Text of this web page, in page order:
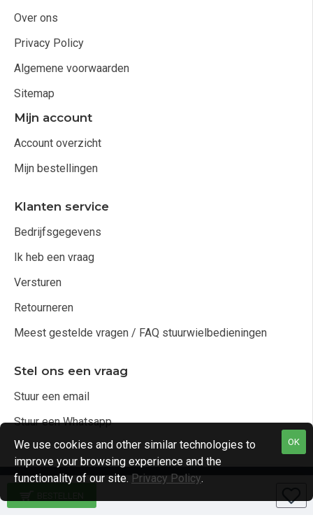
Over ons
Privacy Policy
Algemene voorwaarden
Sitemap
Mijn account
Account overzicht
Mijn bestellingen
Klanten service
Bedrijfsgegevens
Ik heb een vraag
Versturen
Retourneren
Meest gestelde vragen / FAQ stuurwielbedieningen
Stel ons een vraag
Stuur een email
Stuur een Whatsapp
Copyright © 2021, Audio4cars Alle rechten voorbehouden
OK
We use cookies and other similar technologies to
improve your browsing experience and the
functionality of our site. Privacy Policy.